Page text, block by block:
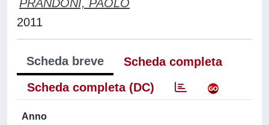
PRANDONI, PAOLO
2011
Scheda breve
Scheda completa
Scheda completa (DC)
Anno